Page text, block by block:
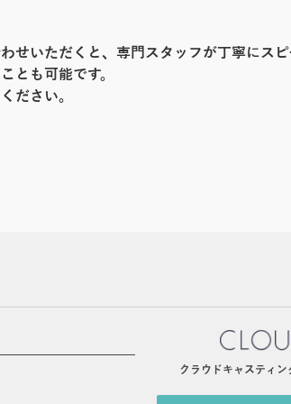
せいただくと、専門スタッフが丁寧にスピ
とも可能です。
ださい。
クラウドキャスティ